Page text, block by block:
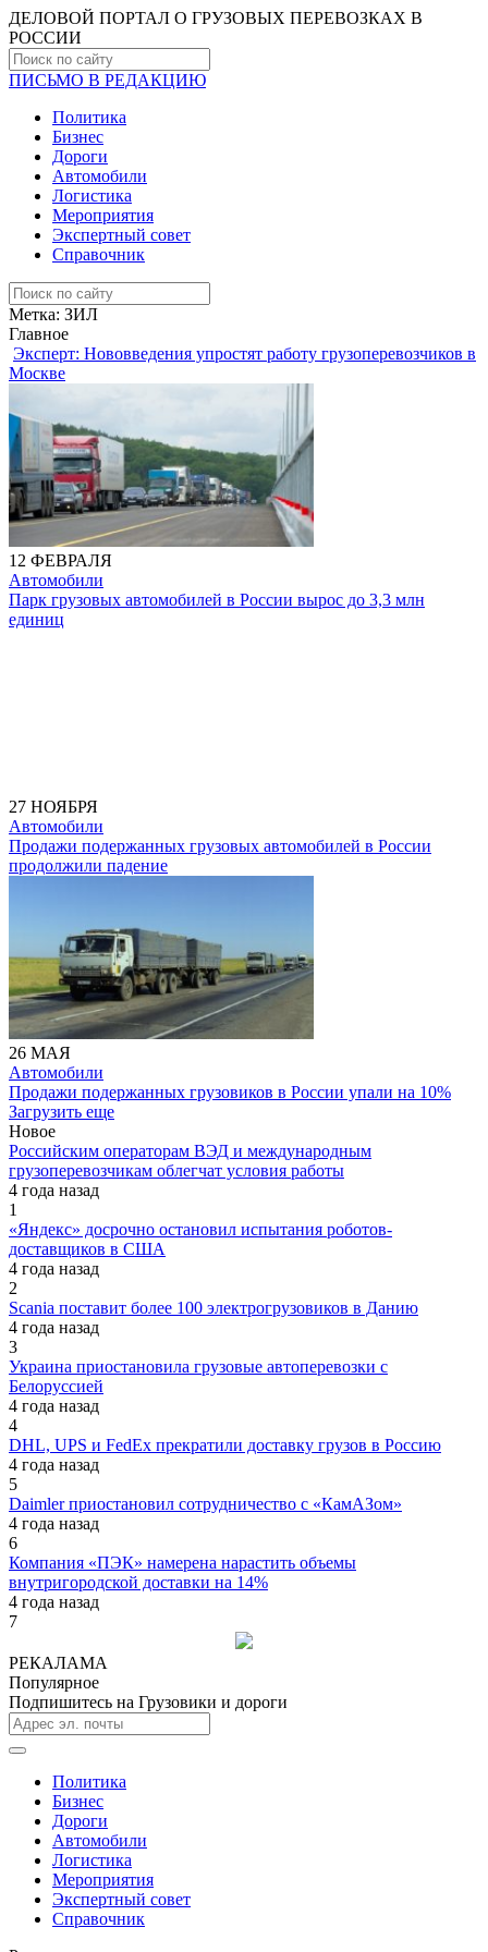
ДЕЛОВОЙ ПОРТАЛ О ГРУЗОВЫХ ПЕРЕВОЗКАХ В
РОCСИИ
ПИСЬМО В РЕДАКЦИЮ
Политика
Бизнес
Дороги
Автомобили
Логистика
Мероприятия
Экспертный совет
Справочник
Метка: ЗИЛ
Главное
Эксперт: Нововведения упростят работу грузоперевозчиков в
Москве
12 ФЕВРАЛЯ
Автомобили
Парк грузовых автомобилей в России вырос до 3,3 млн
единиц
27 НОЯБРЯ
Автомобили
Продажи подержанных грузовых автомобилей в России
продолжили падение
26 МАЯ
Автомобили
Продажи подержанных грузовиков в России упали на 10%
Загрузить еще
Новое
Российским операторам ВЭД и международным
грузоперевозчикам облегчат условия работы
4 года назад
1
«Яндекс» досрочно остановил испытания роботов-
доставщиков в США
4 года назад
2
Scania поставит более 100 электрогрузовиков в Данию
4 года назад
3
Украина приостановила грузовые автоперевозки с
Белоруссией
4 года назад
4
DHL, UPS и FedEx прекратили доставку грузов в Россию
4 года назад
5
Daimler приостановил сотрудничество с «КамАЗом»
4 года назад
6
Компания «ПЭК» намерена нарастить объемы
внутригородской доставки на 14%
4 года назад
7
РЕКАЛАМА
Популярное
Подпишитесь на Грузовики и дороги
Политика
Бизнес
Дороги
Автомобили
Логистика
Мероприятия
Экспертный совет
Справочник